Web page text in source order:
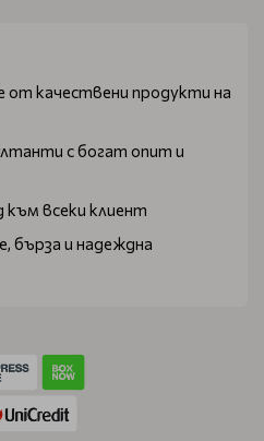
от качествени продукти на
с богат опит и
към всеки клиент
бърза и надеждна